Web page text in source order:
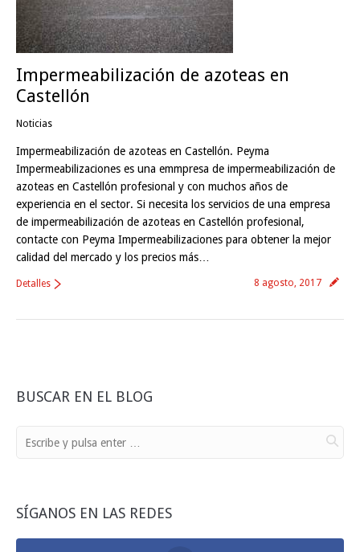
Impermeabilización de azoteas en
Castellón
Noticias
Impermeabilización de azoteas en Castellón. Peyma
Impermeabilizaciones es una emmpresa de impermeabilización de
azoteas en Castellón profesional y con muchos años de
experiencia en el sector. Si necesita los servicios de una empresa
de impermeabilización de azoteas en Castellón profesional,
contacte con Peyma Impermeabilizaciones para obtener la mejor
calidad del mercado y los precios más…
8 agosto, 2017
Detalles
BUSCAR EN EL BLOG
SÍGANOS EN LAS REDES